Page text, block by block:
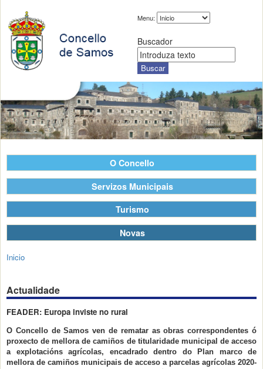
Menu:
Buscador
O Concello
Servizos Municipais
Turismo
Novas
Inicio
Actualidade
FEADER: Europa inviste no rural
O Concello de Samos ven de rematar as obras correspondentes ó
proxecto de mellora de camiños de titularidade municipal de acceso
a explotacións agrícolas, encadrado dentro do Plan marco de
mellora de camiños municipais de acceso a parcelas agrícolas 2020-